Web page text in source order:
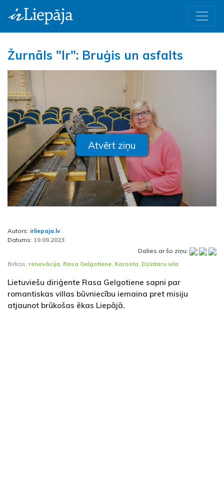
Žurnāls "Ir": Bruģis un asfalts
Atvērt ziņu
Autors: irliepaja.lv
Datums: 19.09.2023
Dalies ar šo ziņu:
Birkas: renovācija Rasa Gelgotiene Karosta Dzintaru iela
Lietuviešu diriģente Rasa Gelgotiene sapni par
romantiskas villas būvniecību iemaina pret misiju
atjaunot brūkošas ēkas Liepājā.